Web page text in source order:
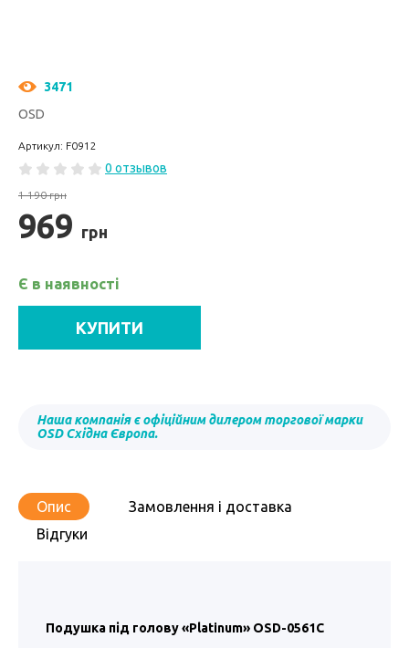
3471
OSD
Артикул: F0912
0 отзывов
1 190 грн
969 грн
Є в наявності
КУПИТИ
Наша компанія є офіційним дилером торгової марки
OSD Східна Європа.
Опис
Замовлення і доставка
Відгуки
Подушка під голову «Platinum» OSD-0561C